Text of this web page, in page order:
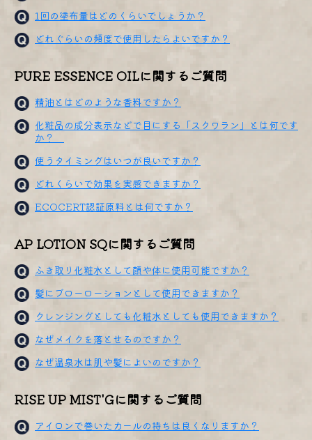
1回の塗布量はどのくらいでしょうか？
どれぐらいの頻度で使用したらよいですか？
PURE ESSENCE OILに関するご質問
精油とはどのような香料ですか？
化粧品の成分表示などで目にする「スクワラン」とは何です
か？
使うタイミングはいつが良いですか？
どれくらいで効果を実感できますか？
ECOCERT認証原料とは何ですか？
AP LOTION SQに関するご質問
ふき取り化粧水として顔や体に使用可能ですか？
髪にブローローションとして使用できますか？
クレンジングとしても化粧水としても使用できますか？
なぜメイクを落とせるのですか？
なぜ温泉水は肌や髪によいのですか？
RISE UP MIST'Gに関するご質問
アイロンで巻いたカールの持ちは良くなりますか？